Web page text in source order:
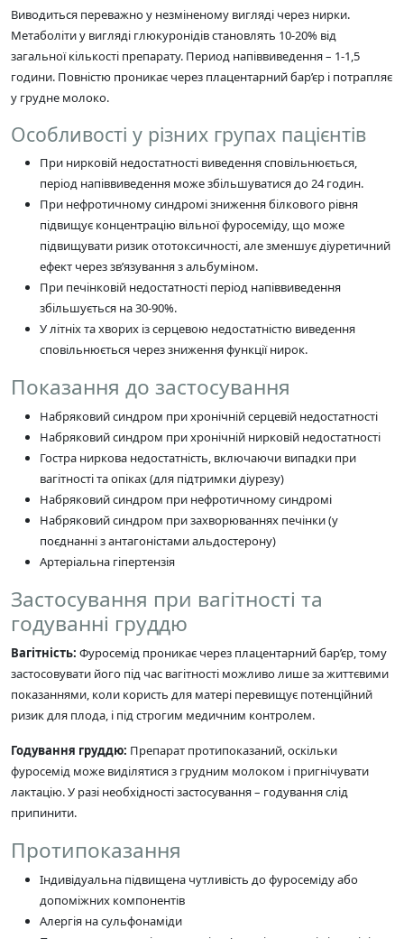
Виводиться переважно у незміненому вигляді через нирки.
Метаболіти у вигляді глюкуронідів становлять 10-20% від
загальної кількості препарату. Период напіввиведення – 1-1,5
години. Повністю проникає через плацентарний бар’єр і потрапляє
у грудне молоко.
Особливості у різних групах пацієнтів
При нирковій недостатності виведення сповільнюється,
період напіввиведення може збільшуватися до 24 годин.
При нефротичному синдромі зниження білкового рівня
підвищує концентрацію вільної фуросеміду, що може
підвищувати ризик ототоксичності, але зменшує діуретичний
ефект через зв’язування з альбуміном.
При печінковій недостатності період напіввиведення
збільшується на 30-90%.
У літніх та хворих із серцевою недостатністю виведення
сповільнюється через зниження функції нирок.
Показання до застосування
Набряковий синдром при хронічній серцевій недостатності
Набряковий синдром при хронічній нирковій недостатності
Гостра ниркова недостатність, включаючи випадки при
вагітності та опіках (для підтримки діурезу)
Набряковий синдром при нефротичному синдромі
Набряковий синдром при захворюваннях печінки (у
поєднанні з антагоністами альдостерону)
Артеріальна гіпертензія
Застосування при вагітності та
годуванні груддю
Вагітність: Фуросемід проникає через плацентарний бар’єр, тому
застосовувати його під час вагітності можливо лише за життєвими
показаннями, коли користь для матері перевищує потенційний
ризик для плода, і під строгим медичним контролем.
Годування груддю: Препарат протипоказаний, оскільки
фуросемід може виділятися з грудним молоком і пригнічувати
лактацію. У разі необхідності застосування – годування слід
припинити.
Протипоказання
Індивідуальна підвищена чутливість до фуросеміду або
допоміжних компонентів
Алергія на сульфонаміди